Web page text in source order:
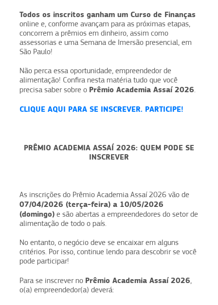
Todos os inscritos ganham um Curso de Finanças
online e, conforme avançam para as próximas etapas,
concorrem a prêmios em dinheiro, assim como
assessorias e uma Semana de Imersão presencial, em
São Paulo!
Não perca essa oportunidade, empreendedor de
alimentação! Confira nesta matéria tudo que você
precisa saber sobre o Prêmio Academia Assaí 2026.
CLIQUE AQUI PARA SE INSCREVER. PARTICIPE!
PRÊMIO ACADEMIA ASSAÍ 2026: QUEM PODE SE
INSCREVER
As inscrições do Prêmio Academia Assaí 2026 vão de
07/04/2026 (terça-feira) a 10/05/2026
(domingo) e são abertas a empreendedores do setor de
alimentação de todo o país.
No entanto, o negócio deve se encaixar em alguns
critérios. Por isso, continue lendo para descobrir se você
pode participar!
Para se inscrever no Prêmio Academia Assaí 2026,
o(a) empreendedor(a) deverá: